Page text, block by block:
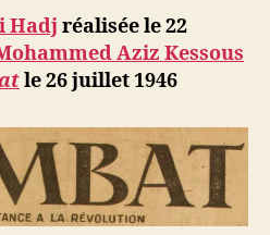
ji
Hadj réalisée le 22
Aziz Kessous
le 26 juillet 1946